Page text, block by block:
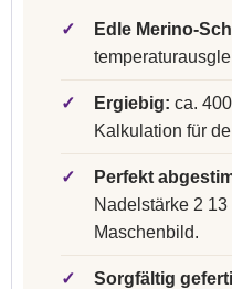
✓ Edle Merino-
✓ Ergiebig: ca.
Kalkulation für
✓ Perfekt
Nadelstärke 2
Maschenbild.
✓ Sorgfältig